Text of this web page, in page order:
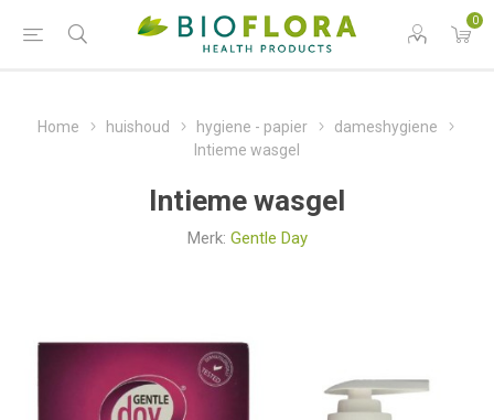
0
Home huishoud hygiene - papier
dameshygiene
Intieme wasgel
Intieme wasgel
Merk: Gentle Day